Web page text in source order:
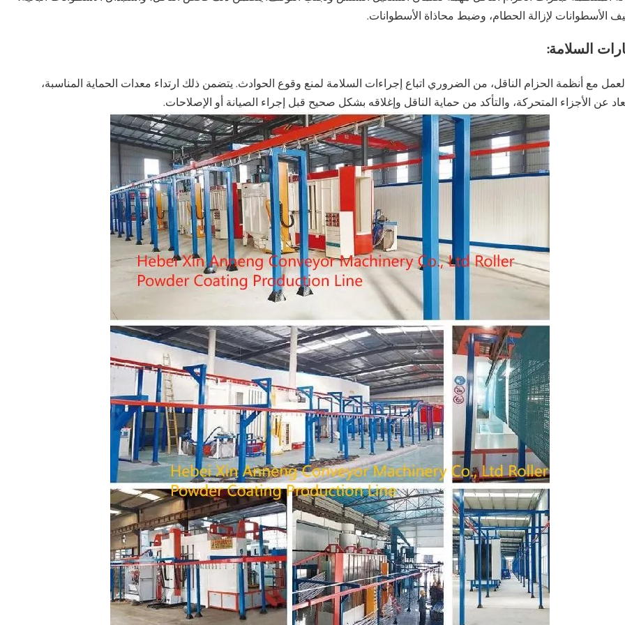
الأسطوانات لإزالة الحطام، وضبط محاذاة الأسطوانات.
السلامة:
مع أنظمة الحزام الناقل، من الضروري اتباع إجراءات السلامة لمنع وقوع الحوادث. يتضمن ذلك ارتداء معدات الحماية المناسبة،
عن الأجزاء المتحركة، والتأكد من حماية الناقل وإغلاقه بشكل صحيح قبل إجراء الصيانة أو الإصلاحات.